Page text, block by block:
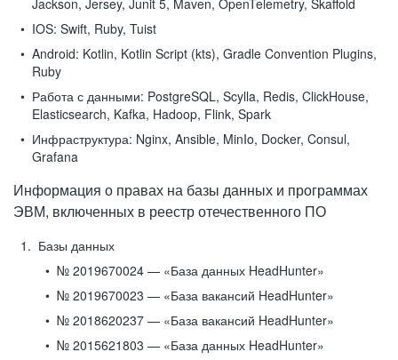
Jackson, Jersey, Junit 5, Maven, OpenTelemetry, Skaffold
IOS: Swift, Ruby, Tuist
Android: Kotlin, Kotlin Script (kts), Gradle Convention Plugins,
Ruby
Работа с данными: PostgreSQL, Scylla, Redis, ClickHouse,
Elasticsearch, Kafka, Hadoop, Flink, Spark
Инфраструктура: Nginx, Ansible, MinIo, Docker, Consul,
Grafana
Информация о правах на базы данных и программах
ЭВМ, включенных в реестр отечественного ПО
Базы данных
№ 2019670024 — «База данных HeadHunter»
№ 2019670023 — «База вакансий HeadHunter»
№ 2018620237 — «База вакансий HeadHunter»
№ 2015621803 — «База данных HeadHunter»